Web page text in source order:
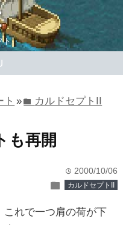
ト
ト »folder カルドセプトII
も再開
time 2000/10/06
folder カルドセプトII
これで一つ肩の荷が下